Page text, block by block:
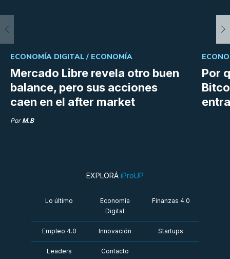
Mercado Libre revela otro buen
balance, pero sus acciones
caen en el after market
ECONOMÍA DIGITAL / ECONOMÍA
Por M.B
Por
EXPLORÁ iProUP
Lo último
Economía
Digital
Finanzas 4.0
Empleo 4.0 Innovación Startups
Leaders Contacto